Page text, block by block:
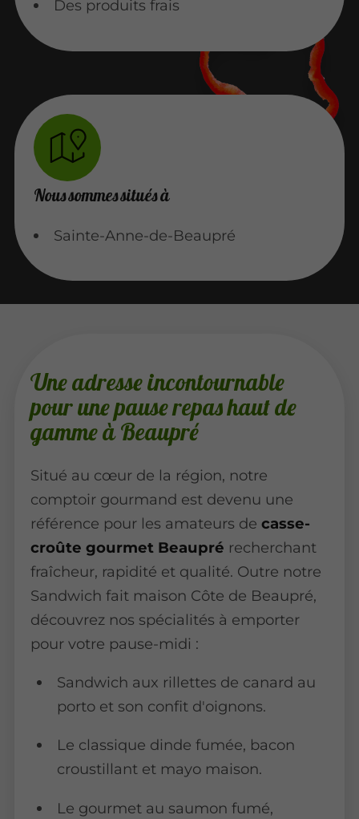
Des produits frais
Nous sommes situés à
Sainte-Anne-de-Beaupré
Une adresse incontournable
pour une pause repas haut de
gamme à Beaupré
Situé au cœur de la région, notre
comptoir gourmand est devenu une
référence pour les amateurs de casse-
croûte gourmet Beaupré recherchant
fraîcheur, rapidité et qualité. Outre notre
Sandwich fait maison Côte de Beaupré,
découvrez nos spécialités à emporter
pour votre pause-midi :
Sandwich aux rillettes de canard au
porto et son confit d'oignons.
Le classique dinde fumée, bacon
croustillant et mayo maison.
Le gourmet au saumon fumé,